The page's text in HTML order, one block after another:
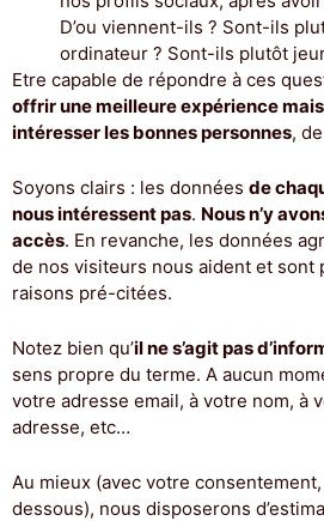
D’ou viennent-ils ? Sont-ils
ordinateur ? Sont-ils plutôt
Etre capable de répondre à ces
offrir une meilleure expérience
intéresser les bonnes personnes,
Soyons clairs : les données de
nous intéressent pas. Nous n’y
accès. En revanche, les données
de nos visiteurs nous aident et sont
raisons pré-citées.
Notez bien qu’il ne s’agit pas
sens propre du terme. A aucun
votre adresse email, à votre nom, à
adresse, etc…
Au mieux (avec votre
dessous), nous disposerons